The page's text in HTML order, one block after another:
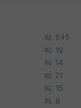
645
19
14
21
15
8